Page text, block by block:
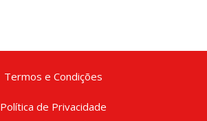
Termos e Condições
Política de Privacidade